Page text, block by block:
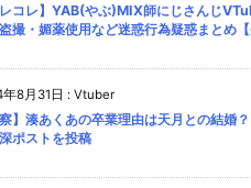
レコレ】YAB(やぶ)MIX師にじさんじ
撮・媚薬使用など迷惑行為疑惑まとめ【
8月31日 : Vtuber
察】湊あくあの卒業理由は天月との結婚
ポストを投稿